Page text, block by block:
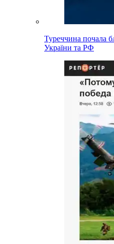
Туреччина почала
України та РФ